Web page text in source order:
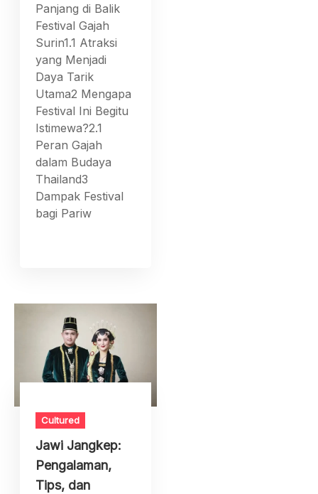
Panjang di Balik
Festival Gajah
Surin1.1 Atraksi
yang Menjadi
Daya Tarik
Utama2 Mengapa
Festival Ini Begitu
Istimewa?2.1
Peran Gajah
dalam Budaya
Thailand3
Dampak Festival
bagi Pariw
Cultured
Jawi Jangkep:
Pengalaman,
Tips, dan